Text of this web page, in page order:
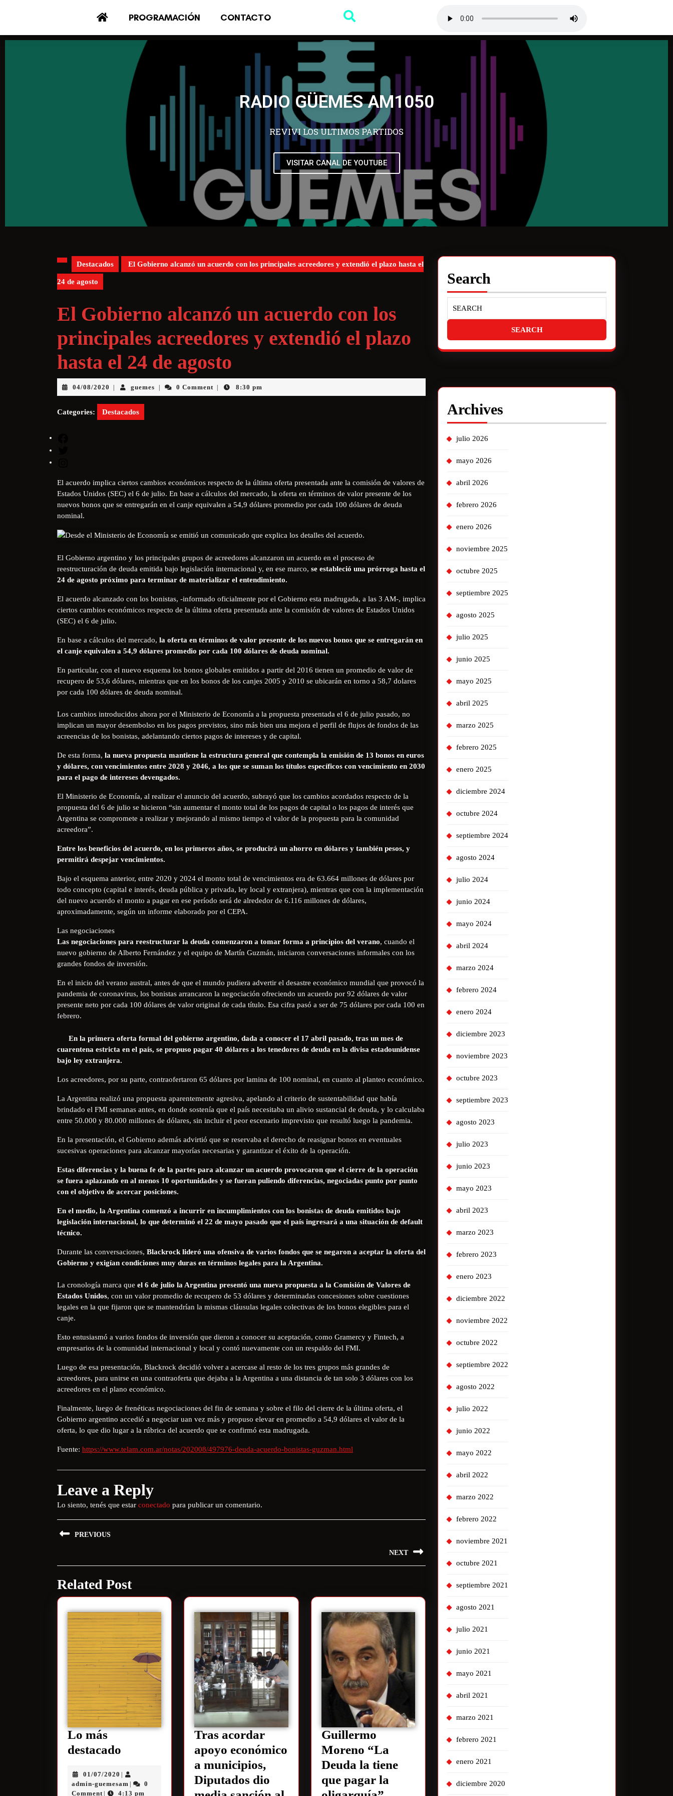
PROGRAMACIÓN CONTACTO
RADIO GÜEMES AM1050
REVIVI LOS ULTIMOS PARTIDOS
VISITAR CANAL DE YOUTUBE
Destacados El Gobierno alcanzó un acuerdo con los principales acreedores y extendió el plazo hasta el
24 de agosto
El Gobierno alcanzó un acuerdo con los
principales acreedores y extendió el plazo
hasta el 24 de agosto
04/08/2020 guemes 0 Comment 8:30 pm
Categories: Destacados
El acuerdo implica ciertos cambios económicos respecto de la última oferta presentada ante la comisión de valores de
Estados Unidos (SEC) el 6 de julio. En base a cálculos del mercado, la oferta en términos de valor presente de los
nuevos bonos que se entregarán en el canje equivalen a 54,9 dólares promedio por cada 100 dólares de deuda
nominal.
El Gobierno argentino y los principales grupos de acreedores alcanzaron un acuerdo en el proceso de
reestructuración de deuda emitida bajo legislación internacional y, en ese marco, se estableció una prórroga hasta el
24 de agosto próximo para terminar de materializar el entendimiento.
El acuerdo alcanzado con los bonistas, -informado oficialmente por el Gobierno esta madrugada, a las 3 AM-, implica
ciertos cambios económicos respecto de la última oferta presentada ante la comisión de valores de Estados Unidos
(SEC) el 6 de julio.
En base a cálculos del mercado, la oferta en términos de valor presente de los nuevos bonos que se entregarán en
el canje equivalen a 54,9 dólares promedio por cada 100 dólares de deuda nominal.
En particular, con el nuevo esquema los bonos globales emitidos a partir del 2016 tienen un promedio de valor de
recupero de 53,6 dólares, mientras que en los bonos de los canjes 2005 y 2010 se ubicarán en torno a 58,7 dolares
por cada 100 dólares de deuda nominal.
Los cambios introducidos ahora por el Ministerio de Economía a la propuesta presentada el 6 de julio pasado, no
implican un mayor desembolso en los pagos previstos, sino más bien una mejora el perfil de flujos de fondos de las
acreencias de los bonistas, adelantando ciertos pagos de intereses y de capital.
De esta forma, la nueva propuesta mantiene la estructura general que contempla la emisión de 13 bonos en euros
y dólares, con vencimientos entre 2028 y 2046, a los que se suman los títulos específicos con vencimiento en 2030
para el pago de intereses devengados.
El Ministerio de Economía, al realizar el anuncio del acuerdo, subrayó que los cambios acordados respecto de la
propuesta del 6 de julio se hicieron “sin aumentar el monto total de los pagos de capital o los pagos de interés que
Argentina se compromete a realizar y mejorando al mismo tiempo el valor de la propuesta para la comunidad
acreedora”.
Entre los beneficios del acuerdo, en los primeros años, se producirá un ahorro en dólares y también pesos, y
permitirá despejar vencimientos.
Bajo el esquema anterior, entre 2020 y 2024 el monto total de vencimientos era de 63.664 millones de dólares por
todo concepto (capital e interés, deuda pública y privada, ley local y extranjera), mientras que con la implementación
del nuevo acuerdo el monto a pagar en ese período será de alrededor de 6.116 millones de dólares,
aproximadamente, según un informe elaborado por el CEPA.
Las negociaciones
Las negociaciones para reestructurar la deuda comenzaron a tomar forma a principios del verano, cuando el
nuevo gobierno de Alberto Fernández y el equipo de Martín Guzmán, iniciaron conversaciones informales con los
grandes fondos de inversión.
En el inicio del verano austral, antes de que el mundo pudiera advertir el desastre económico mundial que provocó la
pandemia de coronavirus, los bonistas arrancaron la negociación ofreciendo un acuerdo por 92 dólares de valor
presente neto por cada 100 dólares de valor original de cada título. Esa cifra pasó a ser de 75 dólares por cada 100 en
febrero.
En la primera oferta formal del gobierno argentino, dada a conocer el 17 abril pasado, tras un mes de
cuarentena estricta en el país, se propuso pagar 40 dólares a los tenedores de deuda en la divisa estadounidense
bajo ley extranjera.
Los acreedores, por su parte, contraofertaron 65 dólares por lamina de 100 nominal, en cuanto al planteo económico.
La Argentina realizó una propuesta aparentemente agresiva, apelando al criterio de sustentabilidad que había
brindado el FMI semanas antes, en donde sostenía que el país necesitaba un alivio sustancial de deuda, y lo calculaba
entre 50.000 y 80.000 millones de dólares, sin incluir el peor escenario imprevisto que resultó luego la pandemia.
En la presentación, el Gobierno además advirtió que se reservaba el derecho de reasignar bonos en eventuales
sucesivas operaciones para alcanzar mayorías necesarias y garantizar el éxito de la operación.
Estas diferencias y la buena fe de la partes para alcanzar un acuerdo provocaron que el cierre de la operación
se fuera aplazando en al menos 10 oportunidades y se fueran puliendo diferencias, negociadas punto por punto
con el objetivo de acercar posiciones.
En el medio, la Argentina comenzó a incurrir en incumplimientos con los bonistas de deuda emitidos bajo
legislación internacional, lo que determinó el 22 de mayo pasado que el país ingresará a una situación de default
técnico.
Durante las conversaciones, Blackrock lideró una ofensiva de varios fondos que se negaron a aceptar la oferta del
Gobierno y exigían condiciones muy duras en términos legales para la Argentina.
La cronología marca que el 6 de julio la Argentina presentó una nueva propuesta a la Comisión de Valores de
Estados Unidos, con un valor promedio de recupero de 53 dólares y determinadas concesiones sobre cuestiones
legales en la que fijaron que se mantendrían la mismas cláusulas legales colectivas de los bonos elegibles para el
canje.
Esto entusiasmó a varios fondos de inversión que dieron a conocer su aceptación, como Gramercy y Fintech, a
empresarios de la comunidad internacional y local y contó nuevamente con un respaldo del FMI.
Luego de esa presentación, Blackrock decidió volver a acercase al resto de los tres grupos más grandes de
acreedores, para unirse en una contraoferta que dejaba a la Argentina a una distancia de tan solo 3 dólares con los
acreedores en el plano económico.
Finalmente, luego de frenéticas negociaciones del fin de semana y sobre el filo del cierre de la última oferta, el
Gobierno argentino accedió a negociar uan vez más y propuso elevar en promedio a 54,9 dólares el valor de la
oferta, lo que dio lugar a la rúbrica del acuerdo que se confirmó esta madrugada.
Fuente: https://www.telam.com.ar/notas/202008/497976-deuda-acuerdo-bonistas-guzman.html
Leave a Reply
Lo siento, tenés que estar conectado para publicar un comentario.
PREVIOUS
NEXT
Related Post
Lo más
destacado
01/07/2020 |
admin-guemesam |
0
Comment | 4:13 pm
Tras acordar
apoyo económico
a municipios,
Diputados dio
Guillermo
Moreno “La
Deuda la tiene
que pagar la
Search
Archives
julio 2026
mayo 2026
abril 2026
febrero 2026
enero 2026
noviembre 2025
octubre 2025
septiembre 2025
agosto 2025
julio 2025
junio 2025
mayo 2025
abril 2025
marzo 2025
febrero 2025
enero 2025
diciembre 2024
octubre 2024
septiembre 2024
agosto 2024
julio 2024
junio 2024
mayo 2024
abril 2024
marzo 2024
febrero 2024
enero 2024
diciembre 2023
noviembre 2023
octubre 2023
septiembre 2023
agosto 2023
julio 2023
junio 2023
mayo 2023
abril 2023
marzo 2023
febrero 2023
enero 2023
diciembre 2022
noviembre 2022
octubre 2022
septiembre 2022
agosto 2022
julio 2022
junio 2022
mayo 2022
abril 2022
marzo 2022
febrero 2022
noviembre 2021
octubre 2021
septiembre 2021
agosto 2021
julio 2021
junio 2021
mayo 2021
abril 2021
marzo 2021
febrero 2021
enero 2021
diciembre 2020